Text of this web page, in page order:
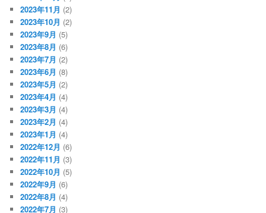
2023年11月 (2)
2023年10月 (2)
2023年9月 (5)
2023年8月 (6)
2023年7月 (2)
2023年6月 (8)
2023年5月 (2)
2023年4月 (4)
2023年3月 (4)
2023年2月 (4)
2023年1月 (4)
2022年12月 (6)
2022年11月 (3)
2022年10月 (5)
2022年9月 (6)
2022年8月 (4)
2022年7月 (3)